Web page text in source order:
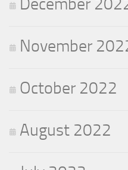
November
October 2022
August 2022